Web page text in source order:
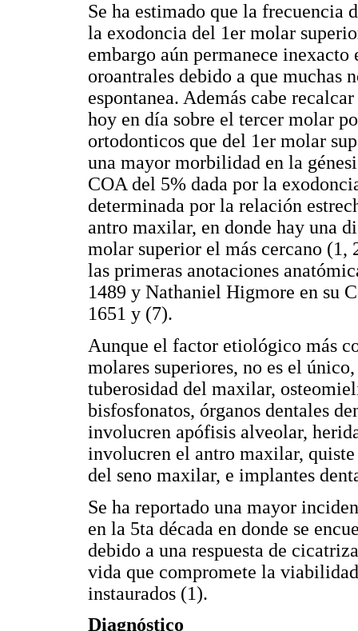
Se ha estimado que la frecuencia
la exodoncia del 1er molar
embargo aún permanece
oroantrales debido a que muchas
espontanea. Además cabe
hoy en día sobre el tercer molar
ortodonticos que del 1er molar
una mayor morbilidad en la
COA del 5% dada por la
determinada por la relación
antro maxilar, en donde hay una
molar superior el más cercano (1,
las primeras anotaciones
1489 y Nathaniel Higmore en su
1651 y (7).
Aunque el factor etiológico más
molares superiores, no es el
tuberosidad del maxilar,
bisfosfonatos, órganos dentales
involucren apófisis alveolar,
involucren el antro maxilar,
del seno maxilar, e implantes
Se ha reportado una mayor
en la 5ta década en donde se
debido a una respuesta de
vida que compromete la
instaurados (1).
Diagnóstico